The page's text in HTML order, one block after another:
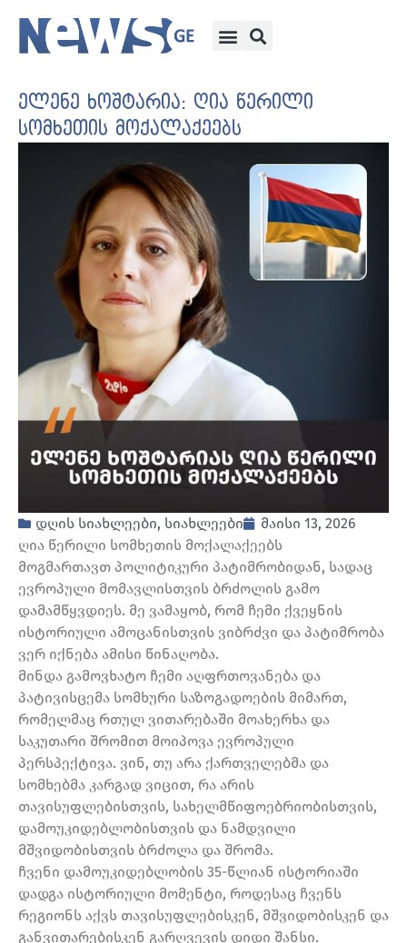
ელენე ხოშტარია: ღია წერილი
სომხეთის მოქალაქეებს
დღის სიახლეები, სიახლეები
მაისი 13, 2026
ღია წერილი სომხეთის მოქალაქეებს
მოგმართავთ პოლიტიკური პატიმრობიდან, სადაც
ევროპული მომავლისთვის ბრძოლის გამო
დამამწყვდიეს. მე ვამაყობ, რომ ჩემი ქვეყნის
ისტორიული ამოცანისთვის ვიბრძვი და პატიმრობა
ვერ იქნება ამისი წინაღობა.
მინდა გამოვხატო ჩემი აღფრთოვანება და
პატივისცემა სომხური საზოგადოების მიმართ,
რომელმაც რთულ ვითარებაში მოახერხა და
საკუთარი შრომით მოიპოვა ევროპული
პერსპექტივა. ვინ, თუ არა ქართველებმა და
სომხებმა კარგად ვიცით, რა არის
თავისუფლებისთვის, სახელმწიფოებრიობისთვის,
დამოუკიდებლობისთვის და ნამდვილი
მშვიდობისთვის ბრძოლა და შრომა.
ჩვენი დამოუკიდებლობის 35-წლიან ისტორიაში
დადგა ისტორიული მომენტი, როდესაც ჩვენს
რეგიონს აქვს თავისუფლებისკენ, მშვიდობისკენ და
განვითარებისკენ გარღვევის დიდი შანსი.